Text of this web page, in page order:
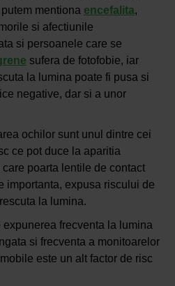
mentiona encefalita,
si afectiunile
si persoanele care se
sufera de fotofobie, iar
la lumina poate fi pusa si
negative, dar si a unor
ochilor sunt unul dintre cei
ce pot duce la aparitia
poarta lentile de contact
importanta, expusa riscului de
la lumina.
expunerea frecventa la lumina
si frecventa a monitoarelor
este un alt factor de risc